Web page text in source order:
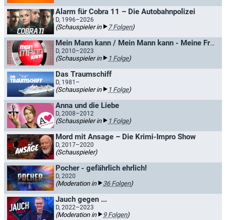
Alarm für Cobra 11 – Die Autobahnpolizei
D, 1996–2026
(Schauspieler in 7 Folgen)
Mein Mann kann / Mein Mann kann - Meine Frau auch
D, 2010–2023
(Schauspieler in 1 Folge)
Das Traumschiff
D, 1981–
(Schauspieler in 1 Folge)
Anna und die Liebe
D, 2008–2012
(Schauspieler in 1 Folge)
Mord mit Ansage – Die Krimi-Impro Show
D, 2017–2020
(Schauspieler)
Pocher - gefährlich ehrlich!
D, 2020
(Moderation in 36 Folgen)
Jauch gegen ...
D, 2022–2023
(Moderation in 9 Folgen)